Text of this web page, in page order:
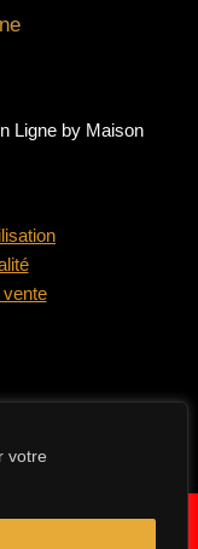
les délais de
votre
Ligne by Maison